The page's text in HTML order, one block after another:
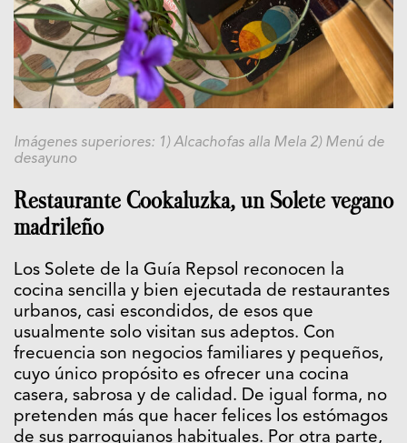
Imágenes superiores: 1) Alcachofas alla Mela 2) Menú de
desayuno
Restaurante Cookaluzka, un Solete vegano
madrileño
Los Solete de la Guía Repsol reconocen la
cocina sencilla y bien ejecutada de restaurantes
urbanos, casi escondidos, de esos que
usualmente solo visitan sus adeptos. Con
frecuencia son negocios familiares y pequeños,
cuyo único propósito es ofrecer una cocina
casera, sabrosa y de calidad. De igual forma, no
pretenden más que hacer felices los estómagos
de sus parroquianos habituales. Por otra parte,